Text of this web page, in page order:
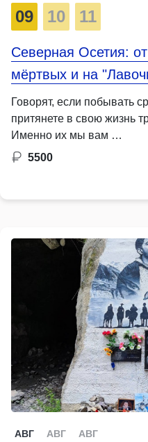
09 10 11
Северная Осетия:
мёртвых и на
Говорят, если побывать
притянете в свою жизнь
Именно их мы вам …
5500
АВГ АВГ АВГ